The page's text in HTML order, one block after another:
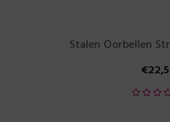
Stalen Oorbellen
€